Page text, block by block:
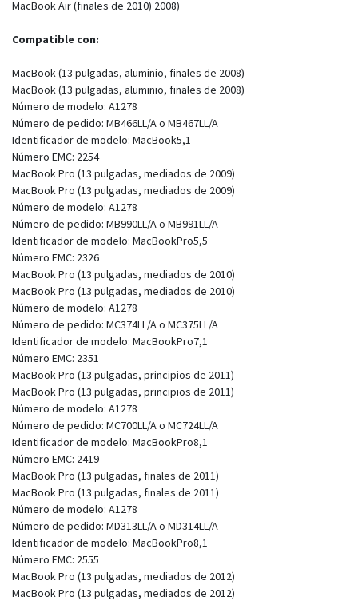
MacBook Air (finales de 2010) 2008)
Compatible con:
MacBook (13 pulgadas, aluminio, finales de 2008)
MacBook (13 pulgadas, aluminio, finales de 2008)
Número de modelo: A1278
Número de pedido: MB466LL/A o MB467LL/A
Identificador de modelo: MacBook5,1
Número EMC: 2254
MacBook Pro (13 pulgadas, mediados de 2009)
MacBook Pro (13 pulgadas, mediados de 2009)
Número de modelo: A1278
Número de pedido: MB990LL/A o MB991LL/A
Identificador de modelo: MacBookPro5,5
Número EMC: 2326
MacBook Pro (13 pulgadas, mediados de 2010)
MacBook Pro (13 pulgadas, mediados de 2010)
Número de modelo: A1278
Número de pedido: MC374LL/A o MC375LL/A
Identificador de modelo: MacBookPro7,1
Número EMC: 2351
MacBook Pro (13 pulgadas, principios de 2011)
MacBook Pro (13 pulgadas, principios de 2011)
Número de modelo: A1278
Número de pedido: MC700LL/A o MC724LL/A
Identificador de modelo: MacBookPro8,1
Número EMC: 2419
MacBook Pro (13 pulgadas, finales de 2011)
MacBook Pro (13 pulgadas, finales de 2011)
Número de modelo: A1278
Número de pedido: MD313LL/A o MD314LL/A
Identificador de modelo: MacBookPro8,1
Número EMC: 2555
MacBook Pro (13 pulgadas, mediados de 2012)
MacBook Pro (13 pulgadas, mediados de 2012)